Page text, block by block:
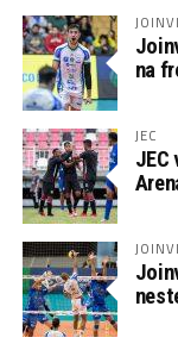
na
JEC
JEC